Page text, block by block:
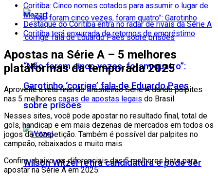
“Não foram cinco vezes, foram quatro”:
Garotinho ‘corrige’ fala de Eduardo Paes
sobre prisões
Wilson Witzel retira candidatura e pode ser
Coritiba: Cinco nomes cotados para assumir o lugar de
Mozart
Destaque do Coritiba entra no radar de rivais da Série A
Coritiba terá enxurrada de retornos de empréstimo
Apostas na Série A – 5 melhores
plataformas da temporada 2025
Aproveite a reta final do Brasileirão Série A dando palpites
nas 5 melhores casas de apostas legais do Brasil.
Nesses sites, você pode apostar no resultado final, total de
gols, handicap e em mais dezenas de mercados em todos os
jogos da competição. Também é possível dar palpites no
campeão, rebaixados e muito mais.
Confira, abaixo, os diferenciais das 5 melhores bets para
apostar na Série A em 2025: